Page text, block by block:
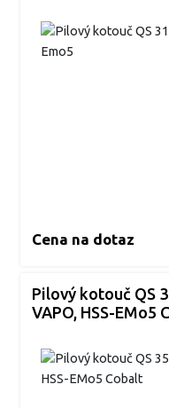
Cena na dotaz
Pilový kotouč QS
VAPO, HSS-EMo5